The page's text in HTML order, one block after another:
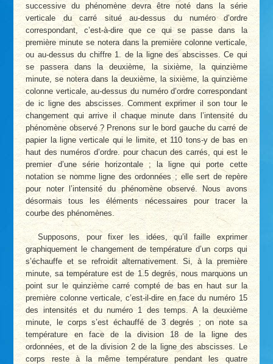
successive du phénomène devra être noté dans la série
verticale du carré situé au-dessus du numéro d’ordre
correspondant, c’est-à-dire que ce qui se passe dans la
première minute se notera dans la première colonne verticale,
ou au-dessus du chiffre 1. de la ligne des abscisses. Ce qui
se passera dans la deuxième, la sixième, la quinzième
minute, se notera dans la deuxième, la sixième, la quinzième
colonne verticale, au-dessus du numéro d’ordre correspondant
de ic ligne des abscisses. Comment exprimer il son tour le
changement qui arrive il chaque minute dans l’intensité du
phénomène observé ? Prenons sur le bord gauche du carré de
papier la ligne verticale qui le limite, et 110 tons-y de bas en
haut des numéros d’ordre. pour chacun des carrés, qui est le
premier d’une série horizontale ; la ligne qui porte cette
notation se nomme ligne des ordonnées ; elle sert de repère
pour noter l’intensité du phénomène observé. Nous avons
désormais tous les éléments nécessaires pour tracer la
courbe des phénomènes.
Supposons, pour fixer les idées, qu’il faille exprimer
graphiquement le changement de température d’un corps qui
s’échauffe et se refroidit alternativement. Si, à la première
minute, sa température est de 1.5 degrés, nous marquons un
point sur le quinzième carré compté de bas en haut sur la
première colonne verticale, c’est-il-dire en face du numéro 15
des intensités et du numéro 1 des temps. A la deuxième
minute, le corps s’est échauffé de 3 degrés ; on note sa
température en face de la division 18 de la ligne des
ordonnées, et de la division 2 de la ligne des abscisses. Le
corps reste à la même température pendant les quatre